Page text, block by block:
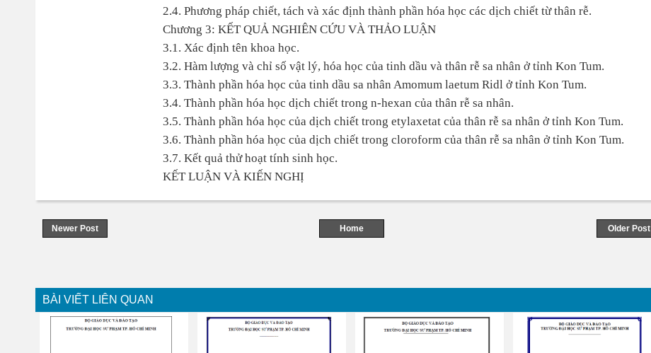
2.4. Phương pháp chiết, tách và xác định thành phần hóa học các dịch chiết từ thân rễ.
Chương 3: KẾT QUẢ NGHIÊN CỨU VÀ THẢO LUẬN
3.1. Xác định tên khoa học.
3.2. Hàm lượng và chỉ số vật lý, hóa học của tinh dầu và thân rễ sa nhân ở tỉnh Kon Tum.
3.3. Thành phần hóa học của tinh dầu sa nhân Amomum laetum Ridl ở tỉnh Kon Tum.
3.4. Thành phần hóa học dịch chiết trong n-hexan của thân rễ sa nhân.
3.5. Thành phần hóa học của dịch chiết trong etylaxetat của thân rễ sa nhân ở tỉnh Kon Tum.
3.6. Thành phần hóa học của dịch chiết trong cloroform của thân rễ sa nhân ở tỉnh Kon Tum.
3.7. Kết quả thử hoạt tính sinh học.
KẾT LUẬN VÀ KIẾN NGHỊ
Newer Post Older Post
Home
BÀI VIẾT LIÊN QUAN